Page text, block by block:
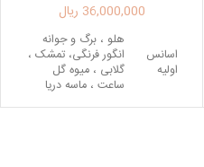
36,000,000 ریال
اسانس
اولیه
هلو ، برگ و جوانه
انگور فرنگی، تمشک ،
گلابی ، میوه گل
ساعت ، ماسه دریا